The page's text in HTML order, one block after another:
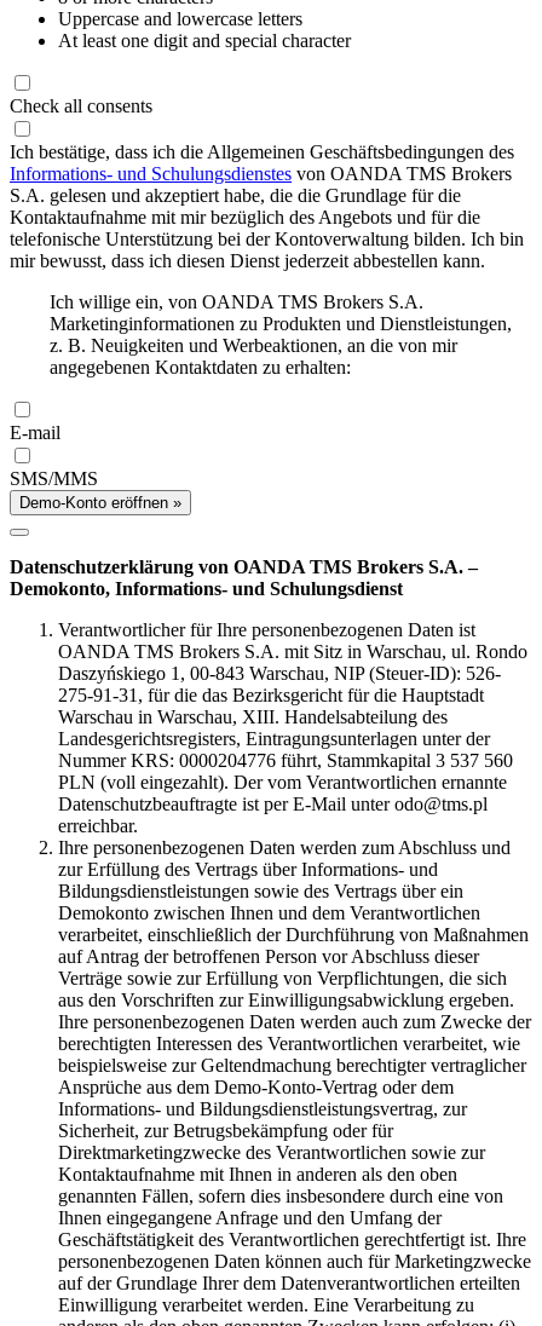
Uppercase and lowercase letters
At least one digit and special character
Check all consents
Ich bestätige, dass ich die Allgemeinen Geschäftsbedingungen des
Informations- und Schulungsdienstes von OANDA TMS Brokers
S.A. gelesen und akzeptiert habe, die die Grundlage für die
Kontaktaufnahme mit mir bezüglich des Angebots und für die
telefonische Unterstützung bei der Kontoverwaltung bilden. Ich bin
mir bewusst, dass ich diesen Dienst jederzeit abbestellen kann.
Ich willige ein, von OANDA TMS Brokers S.A.
Marketinginformationen zu Produkten und Dienstleistungen,
z. B. Neuigkeiten und Werbeaktionen, an die von mir
angegebenen Kontaktdaten zu erhalten:
E-mail
SMS/MMS
Demo-Konto eröffnen »
Datenschutzerklärung von OANDA TMS Brokers S.A. –
Demokonto, Informations- und Schulungsdienst
Verantwortlicher für Ihre personenbezogenen Daten ist
OANDA TMS Brokers S.A. mit Sitz in Warschau, ul. Rondo
Daszyńskiego 1, 00-843 Warschau, NIP (Steuer-ID): 526-
275-91-31, für die das Bezirksgericht für die Hauptstadt
Warschau in Warschau, XIII. Handelsabteilung des
Landesgerichtsregisters, Eintragungsunterlagen unter der
Nummer KRS: 0000204776 führt, Stammkapital 3 537 560
PLN (voll eingezahlt). Der vom Verantwortlichen ernannte
Datenschutzbeauftragte ist per E-Mail unter odo@tms.pl
erreichbar.
Ihre personenbezogenen Daten werden zum Abschluss und
zur Erfüllung des Vertrags über Informations- und
Bildungsdienstleistungen sowie des Vertrags über ein
Demokonto zwischen Ihnen und dem Verantwortlichen
verarbeitet, einschließlich der Durchführung von Maßnahmen
auf Antrag der betroffenen Person vor Abschluss dieser
Verträge sowie zur Erfüllung von Verpflichtungen, die sich
aus den Vorschriften zur Einwilligungsabwicklung ergeben.
Ihre personenbezogenen Daten werden auch zum Zwecke der
berechtigten Interessen des Verantwortlichen verarbeitet, wie
beispielsweise zur Geltendmachung berechtigter vertraglicher
Ansprüche aus dem Demo-Konto-Vertrag oder dem
Informations- und Bildungsdienstleistungsvertrag, zur
Sicherheit, zur Betrugsbekämpfung oder für
Direktmarketingzwecke des Verantwortlichen sowie zur
Kontaktaufnahme mit Ihnen in anderen als den oben
genannten Fällen, sofern dies insbesondere durch eine von
Ihnen eingegangene Anfrage und den Umfang der
Geschäftstätigkeit des Verantwortlichen gerechtfertigt ist. Ihre
personenbezogenen Daten können auch für Marketingzwecke
auf der Grundlage Ihrer dem Datenverantwortlichen erteilten
Einwilligung verarbeitet werden. Eine Verarbeitung zu